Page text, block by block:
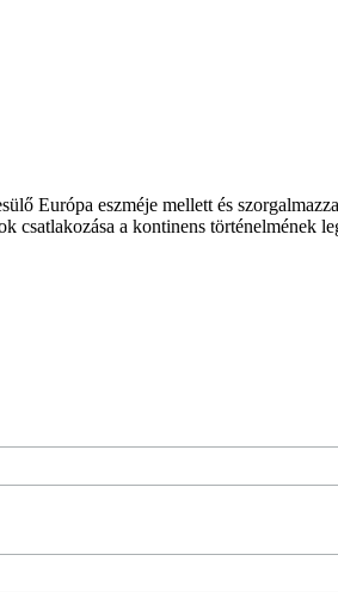
Európa eszméje mellett és
a kontinens történelmének